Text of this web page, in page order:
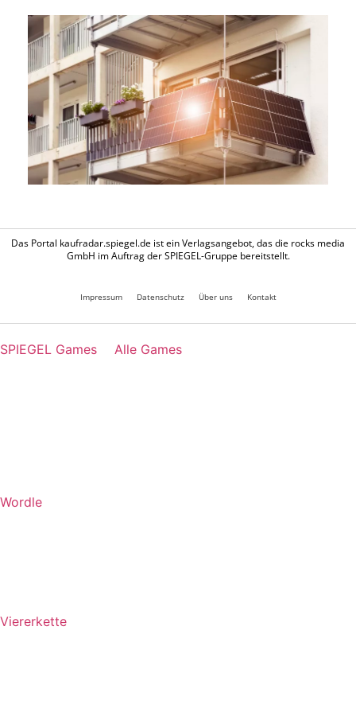
Das Portal kaufradar.spiegel.de ist ein Verlagsangebot, das die rocks media
GmbH im Auftrag der SPIEGEL-Gruppe bereitstellt.
Impressum Datenschutz Über uns Kontakt
SPIEGEL Games Alle Games
Wordle
Viererkette